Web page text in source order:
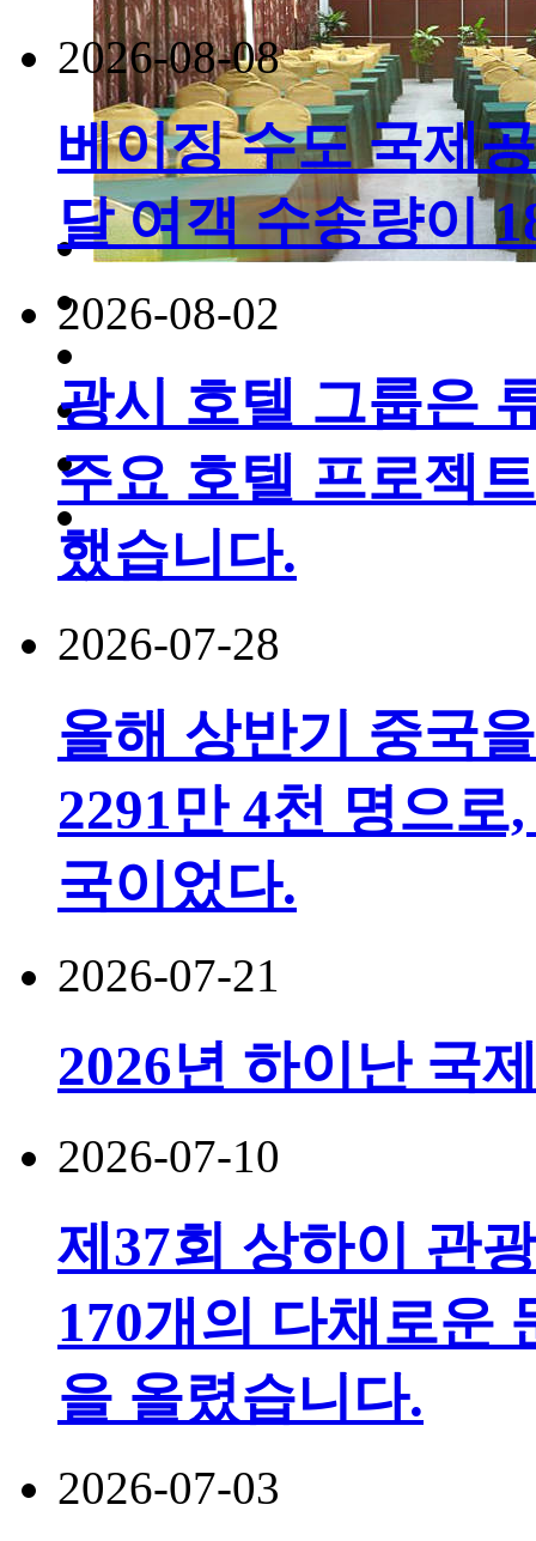
2026-08-08
베이징 수도 국제
달 여객 수송량이
2026-08-02
광시 호텔 그룹은
주요 호텔 프로젝
했습니다.
2026-07-28
올해 상반기 중국
2291만 4천 명으
국이었다.
2026-07-21
2026년 하이난 국
2026-07-10
제37회 상하이 관
170개의 다채로운
을 올렸습니다.
2026-07-03